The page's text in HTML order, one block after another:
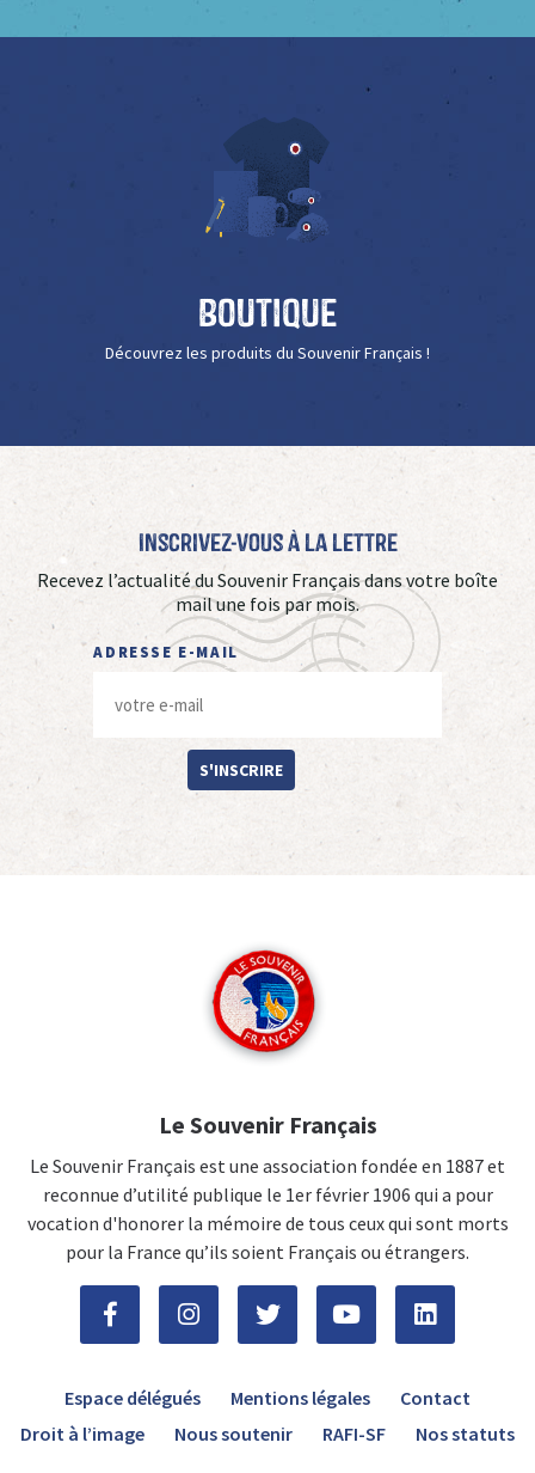
Boutique
Découvrez les produits du Souvenir Français !
Inscrivez-vous à La Lettre
Recevez l’actualité du Souvenir Français dans votre boîte
mail une fois par mois.
ADRESSE E-MAIL
S'INSCRIRE
Le Souvenir Français
Le Souvenir Français est une association fondée en 1887 et
reconnue d’utilité publique le 1er février 1906 qui a pour
vocation d'honorer la mémoire de tous ceux qui sont morts
pour la France qu’ils soient Français ou étrangers.
Espace délégués Mentions légales
Contact
Droit à l’image
Nous soutenir RAFI-SF Nos statuts